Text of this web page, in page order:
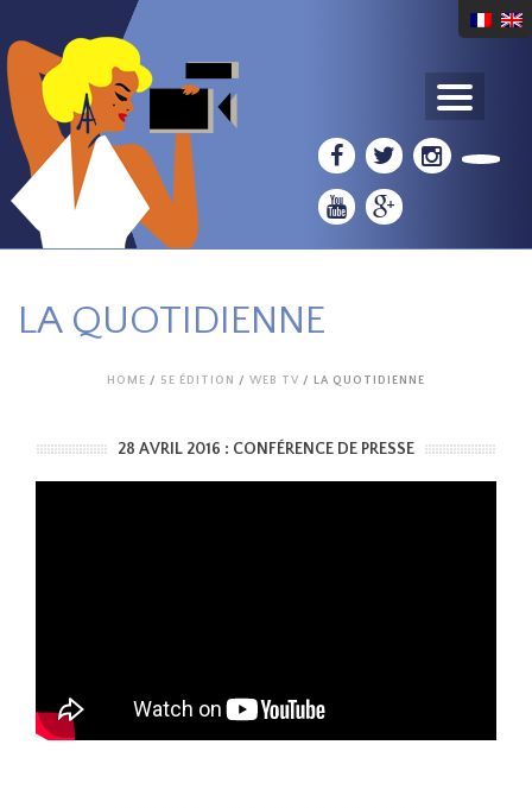
LA QUOTIDIENNE
HOME / 5E ÉDITION / WEB TV / LA QUOTIDIENNE
28 AVRIL 2016 : CONFÉRENCE DE PRESSE